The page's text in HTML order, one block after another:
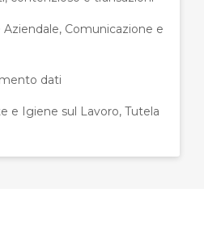
Comunicazione e
dati
e Igiene sul Lavoro, Tutela